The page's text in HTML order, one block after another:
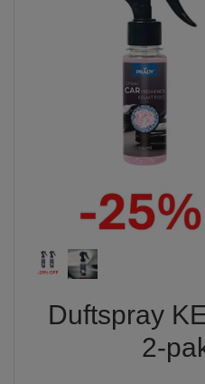
Duftspray
2-